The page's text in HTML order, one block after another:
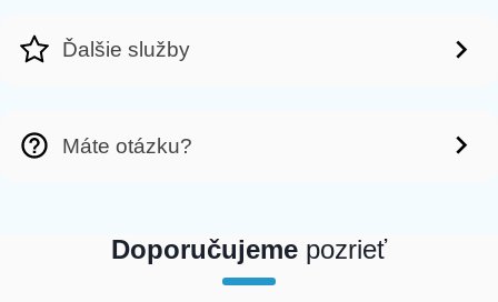
Ďalšie služby
Máte otázku?
Doporučujeme pozrieť